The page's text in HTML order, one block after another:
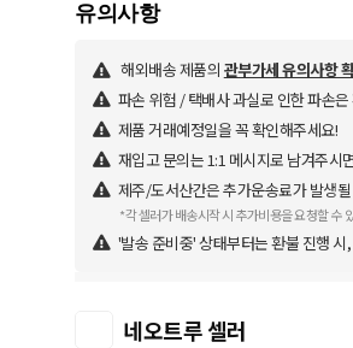
유의사항
해외배송 제품의 관부가세 유의사항
파손 위험 / 택배사 과실로 인한 파손은
제품 거래예정일을 꼭 확인해주세요!
재입고 문의는 1:1 메시지로 남겨주시
제주/도서산간은 추가운송료가 발생
*각 셀러가 배송시작 시 추가비용을 요청할 수
'발송 준비중' 상태부터는 환불 진행
네오트루 셀러